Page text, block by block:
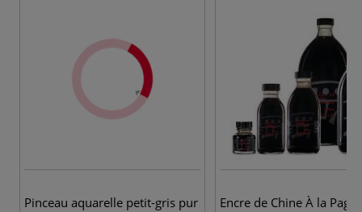
Pinceau aquarelle petit-gris pur
Encre de Chine À la